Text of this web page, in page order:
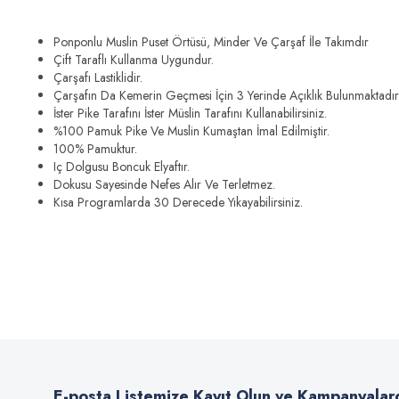
Ponponlu Muslin Puset Örtüsü, Minder Ve Çarşaf İle Takımdır
Çift Taraflı Kullanma Uygundur.
Çarşafı Lastiklidir.
Çarşafın Da Kemerin Geçmesi İçin 3 Yerinde Açıklık Bulunmaktadır.
İster Pike Tarafını İster Müslin Tarafını Kullanabilirsiniz.
%100 Pamuk Pike Ve Muslin Kumaştan İmal Edilmiştir.
100% Pamuktur.
Iç Dolgusu Boncuk Elyaftır.
Dokusu Sayesinde Nefes Alır Ve Terletmez.
Kısa Programlarda 30 Derecede Yıkayabilirsiniz.
Ürün bilgilerinde hatalar bulunuyor.